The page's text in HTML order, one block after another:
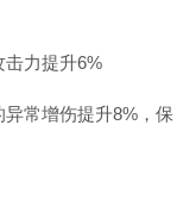
击力提升6%
常增伤提升8%，保